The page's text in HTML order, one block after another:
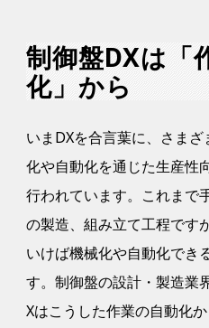
制御盤DXは「
化」から
いまDXを合言葉に、さま
化や自動化を通じた生産性
行われています。これまで
の製造、組み立て工程です
いけば機械化や自動化でき
す。制御盤の設計・製造業
Xはこうした作業の自動化